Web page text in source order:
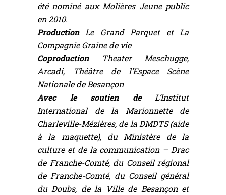
été nominé aux Molières Jeune public
en 2010.
Production Le Grand Parquet et La
Compagnie Graine de vie
Coproduction
Theater Meschugge,
Arcadi, Théâtre de l’Espace Scène
Nationale de Besançon
Avec le soutien de L’Institut
International de la Marionnette de
Charleville-Mézières, de la DMDTS (aide
à la maquette), du Ministère de la
culture et de la communication – Drac
de Franche-Comté, du Conseil régional
de Franche-Comté, du Conseil général
du Doubs, de la Ville de Besançon et